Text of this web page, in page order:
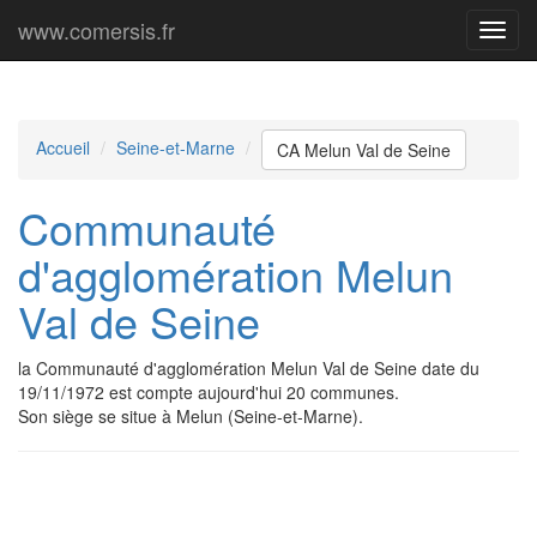
Menu
www.comersis.fr
Accueil Seine-et-Marne CA Melun Val de Seine
Communauté
d'agglomération Melun
Val de Seine
la Communauté d'agglomération Melun Val de Seine date du
19/11/1972 est compte aujourd'hui 20 communes.
Son siège se situe à Melun (Seine-et-Marne).